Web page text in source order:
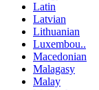
Latin
Latvian
Lithuanian
Luxembou..
Macedonian
Malagasy
Malay